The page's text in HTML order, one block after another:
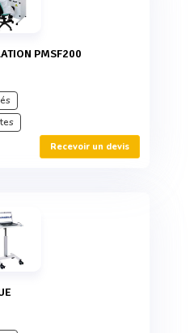
PMSF200
Recevoir un devis